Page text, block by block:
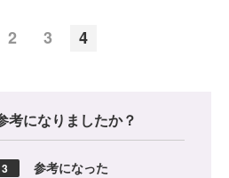
2 3 4
考になりましたか？
3 参考になった